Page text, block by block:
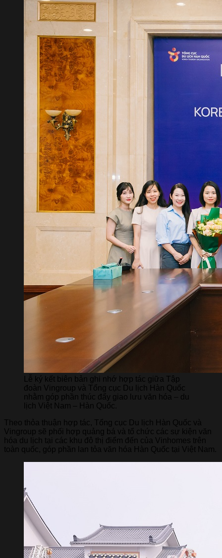
Lễ ký kết biên bản ghi nhớ hợp tác giữa Tập
đoàn Vingroup và Tổng cục Du lịch Hàn Quốc
nhằm góp phần thúc đẩy giao lưu văn hóa – du
lịch Việt Nam – Hàn Quốc.
Theo thỏa thuận hợp tác, Tổng cục Du lịch Hàn Quốc và
Vingroup sẽ phối hợp quảng bá và tổ chức các sự kiện văn
hóa du lịch tại các khu đô thị điểm đến của Vinhomes trên
toàn quốc, góp phần lan tỏa văn hóa Hàn Quốc tại Việt Nam.